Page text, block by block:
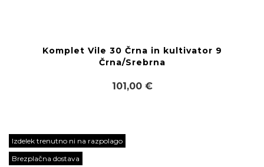
Komplet Vile 30 Črna in kultivator 9
Črna/Srebrna
101,00 €
Izdelek trenutno ni na razpolago
Brezplačna dostava